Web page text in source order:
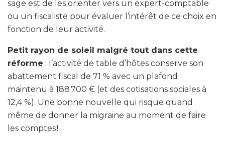
sage est de les orienter vers un expert-comptable
ou un fiscaliste pour évaluer l’intérêt de ce choix en
fonction de leur activité.
Petit rayon de soleil malgré tout dans cette
réforme : l’activité de table d’hôtes conserve son
abattement fiscal de 71 % avec un plafond
maintenu à 188 700 € (et des cotisations sociales à
12,4 %). Une bonne nouvelle qui risque quand
même de donner la migraine au moment de faire
les comptes !